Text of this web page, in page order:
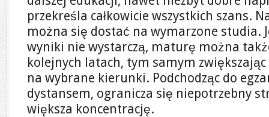
przekreśla całkowicie wszystkich szans.
można się dostać na wymarzone studia.
wyniki nie wystarczą, maturę można
kolejnych latach, tym samym
na wybrane kierunki. Podchodząc do
dystansem, ogranicza się niepotrzebny
większa koncentrację.